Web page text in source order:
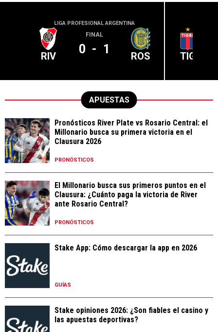
LIGA PROFESIONAL ARGENTINA
RIV
FINAL
0 - 1 ROS TIG
APUESTAS
Pronósticos River Plate vs Rosario Central: el
Millonario busca su primera victoria en el
Clausura 2026
PRONÓSTICOS
El Millonario busca sus primeros puntos en el
Clausura: ¿Cuánto paga la victoria de River
ante Rosario Central?
PRONÓSTICOS
Stake App: Cómo descargar la app en 2026
GUÍAS
Stake opiniones 2026: ¿Son fiables el casino y
las apuestas deportivas?